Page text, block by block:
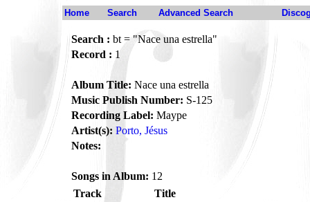
Home Search Advanced Search
Search : bt = "Nace una estrella"
Record : 1
Album Title: Nace una estrella
Music Publish Number: S-125
Recording Label: Maype
Artist(s): Porto, Jésus
Notes:
Songs in Album: 12
Track
Title